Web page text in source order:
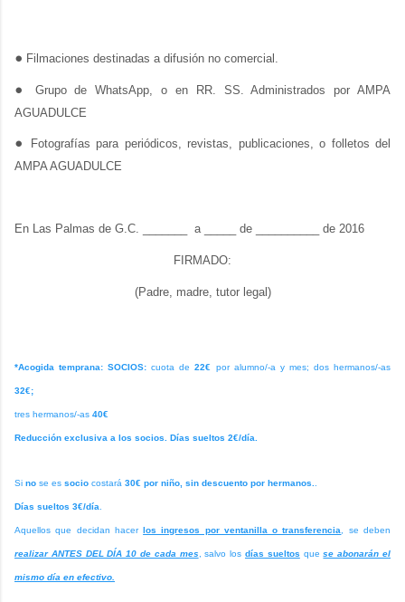
● Filmaciones destinadas a difusión no comercial.
●
Grupo de WhatsApp, o en RR. SS. Administrados por AMPA
AGUADULCE
●
Fotografías para periódicos, revistas, publicaciones, o folletos del
AMPA AGUADULCE
En Las Palmas de G.C. _______ a _____ de __________ de 2016
FIRMADO:
(Padre, madre, tutor legal)
*Acogida temprana: SOCIOS:cuota de22€ por alumno/-a y mes; dos hermanos/-as
32€;
tres hermanos/-as 40€
Reducción exclusiva a los socios. Días sueltos 2€/día.
Si no se es socio costará 30€ por niño, sin descuento por hermanos..
Días sueltos 3€/día.
Aquellos que decidan hacer los ingresos por ventanilla o transferencia, se deben
realizar ANTES DEL DÍA 10 de cada mes, salvo losdías sueltos quese abonarán el
mismo día en efectivo.